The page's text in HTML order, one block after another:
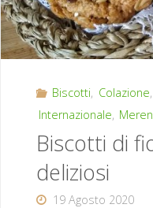
Biscotti, Colazione,
Internazionale,
Biscotti di
deliziosi
19 Agosto 2020